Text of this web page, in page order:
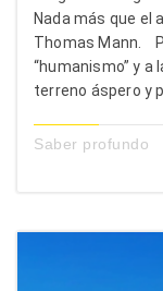
Nada más que el
Thomas Mann.
“humanismo” y a
terreno áspero y
Saber profundo